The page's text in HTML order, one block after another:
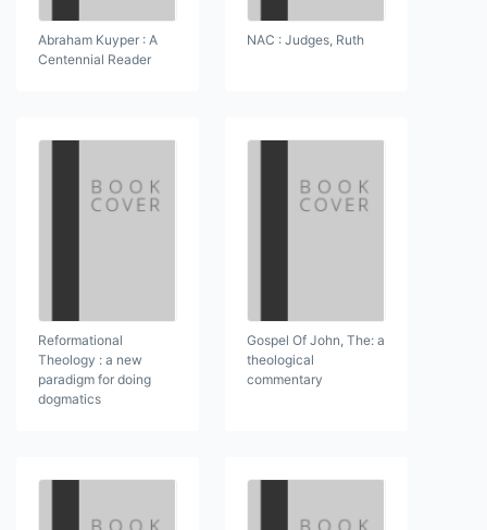
Abraham Kuyper : A
Centennial Reader
NAC : Judges, Ruth
Reformational
Theology : a new
paradigm for doing
dogmatics
Gospel Of John, The: a
theological
commentary